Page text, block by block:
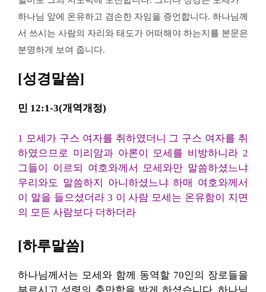
하나님 앞에 온유하고 겸손한 자임을 증언합니다. 하나님께
서 쓰시는 사람의 자리와 태도가 어떠해야 하는지를 본문은
분명하게 보여 줍니다.
[성경말씀]
민 12:1-3(개역개정)
1 모세가 구스 여자를 취하였더니 그 구스 여자를 취
하였으므로 미리암과 아론이 모세를 비방하니라 2
그들이 이르되 여호와께서 모세와만 말씀하셨느냐
우리와도 말씀하지 아니하셨느냐 하매 여호와께서
이 말을 들으셨더라 3 이 사람 모세는 온유함이 지면
의 모든 사람보다 더하더라
[하루말씀]
하나님께서는 모세와 함께 동역할 70인의 장로들을